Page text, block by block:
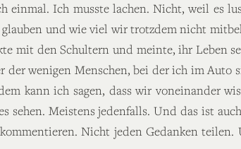
einmal. Ich musste lachen. Nicht, weil es
und wie viel wir trotzdem nicht
mit den Schultern und meinte, ihr Leben
wenigen Menschen, bei der ich im Auto
kann ich sagen, dass wir voneinander
sehen. Meistens jedenfalls. Und das ist
Nicht jeden Gedanken